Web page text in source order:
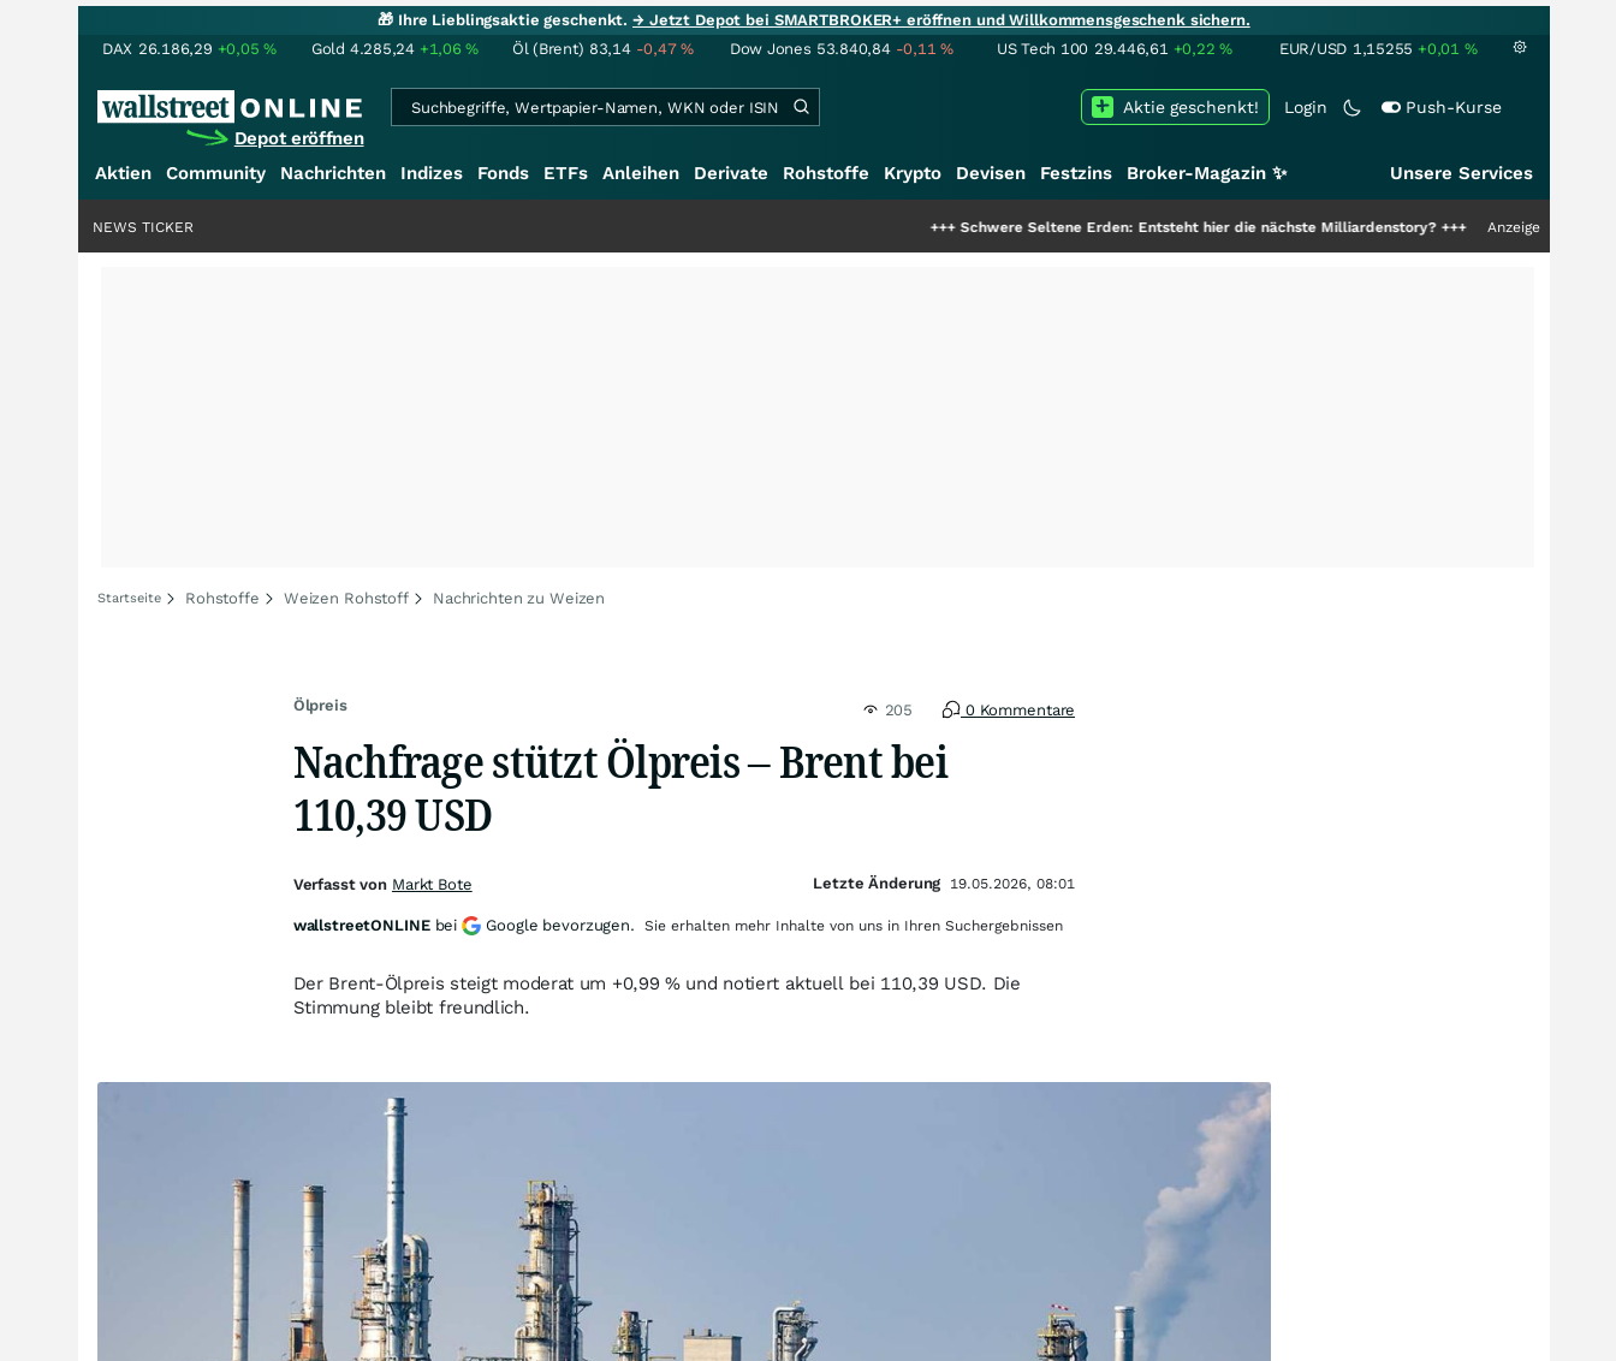
🎁 Ihre Lieblingsaktie geschenkt.→ Jetzt Depot bei SMARTBROKER+ eröffnen und Willkommensgeschenk sichern.
DAX 26.186,29 +0,05% Gold 4.285,24 +1,06% Öl (Brent) 83,14 -0,47% Dow Jones 53.840,84 -0,11% US Tech 100 29.446,61 +0,22% EUR/USD 1,15255 +0,01 %
Depot eröffnen
Login Push-Kurse
Aktie geschenkt!
Aktien Community Nachrichten Indizes Fonds ETFs Anleihen Derivate Rohstoffe Krypto Devisen Festzins Broker-Magazin ✨ Unsere Services
Schwere Seltene Erden: Entsteht hier die nächste Milliardenstory?+++ Anzeige
NEWS TICKER
Startseite Rohstoffe Weizen Rohstoff Nachrichten zu Weizen
Ölpreis 205 0 Kommentare
Nachfrage stützt Ölpreis – Brent bei
110,39 USD
Der Brent-Ölpreis steigt moderat um +0,99 % und notiert aktuell bei 110,39 USD. Die
Stimmung bleibt freundlich.
Verfasst von Markt Bote Letzte Änderung 19.05.2026, 08:01
wallstreetONLINE bei Google bevorzugen. Sie erhalten mehr Inhalte von uns in Ihren Suchergebnissen